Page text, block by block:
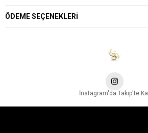
ÖDEME SEÇENEKLERI
İnstagram'da Takip'te Kal